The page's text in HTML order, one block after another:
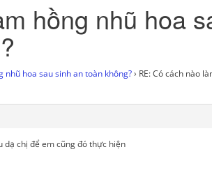
hồng nhũ hoa
nhũ hoa sau sinh an toàn không? › RE: Có cách nào
dạ chị để em cũng đó thực hiện